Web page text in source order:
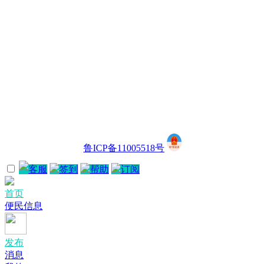
鲁ICP备11005518号
客服 签到 帮助 订阅
首页
便民信息
发布
消息